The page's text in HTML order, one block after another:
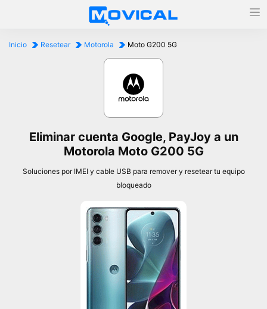
Inicio Resetear Motorola Moto G200 5G
Eliminar cuenta Google, PayJoy a un
Motorola Moto G200 5G
Soluciones por IMEI y cable USB para remover y resetear tu equipo
bloqueado